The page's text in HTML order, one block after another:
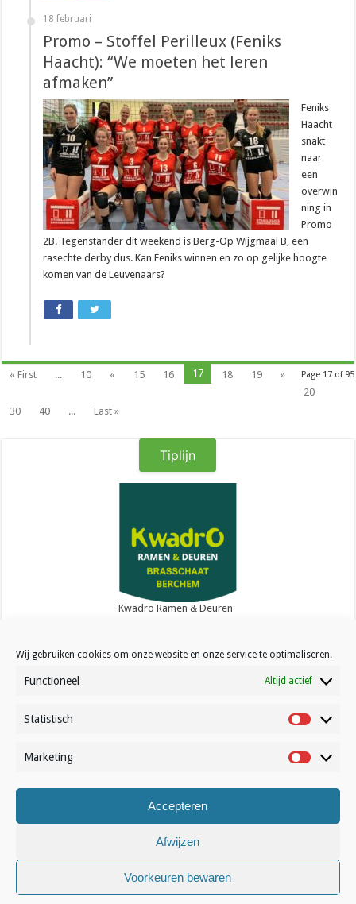
Wij gebruiken cookies om onze website en onze service te optimaliseren.
Functioneel Altijd actief
Statistisch Statistisch
Marketing
Accepteren
Afwijzen
Voorkeuren bewaren
18 februari
Promo – Stoffel Perilleux (Feniks
Haacht): “We moeten het leren
afmaken”
Feniks
Haacht
snakt
naar
een
overwin
ning in
Promo
2B. Tegenstander dit weekend is Berg-Op Wijgmaal B, een
rasechte derby dus. Kan Feniks winnen en zo op gelijke hoogte
komen van de Leuvenaars?
Page 17 of 95
« First ... 10 « 15 16 17 18 19
»
20
30
40 ... Last »
Tiplijn
Kwadro Ramen & Deuren
Contact
© Volleynews.be2026
Algemene voorwaarden|Privacy
Français Nederlands